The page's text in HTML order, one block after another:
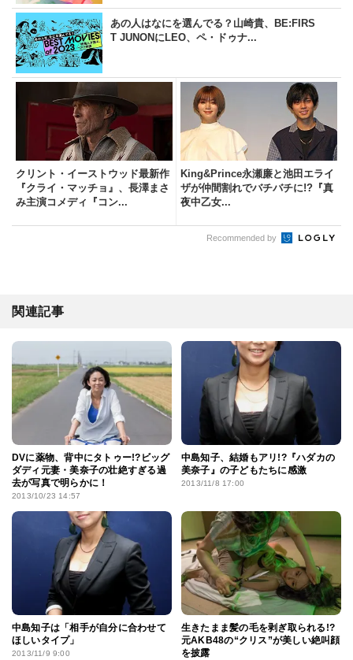
あの人はなにを選んでる？山崎貴、BE:FIRS
T JUNONにLEO、ペ・ドゥナ...
クリント・イーストウッド最新作
『クライ・マッチョ』、長澤まさ
み主演コメディ『コン...
King&Prince永瀬廉と池田エライ
ザが仲間割れでバチバチに!?『真
夜中乙女...
Recommended by
関連記事
DVに薬物、背中にタトゥー!?ビッグ
ダディ元妻・美奈子の壮絶すぎる過
去が写真で明らかに！
2013/10/23 14:57
中島知子、結婚もアリ!?『ハダカの
美奈子』の子どもたちに感激
2013/11/8 17:00
中島知子は「相手が自分に合わせて
ほしいタイプ」
2013/11/9 9:00
生きたまま髪の毛を剥ぎ取られる!?
元AKB48の“クリス”が美しい絶叫顔
を披露